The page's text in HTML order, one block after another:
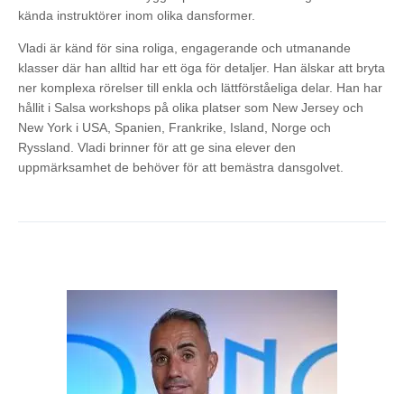
kända instruktörer inom olika dansformer.
Vladi är känd för sina roliga, engagerande och utmanande
klasser där han alltid har ett öga för detaljer. Han älskar att bryta
ner komplexa rörelser till enkla och lättförståeliga delar. Han har
hållit i Salsa workshops på olika platser som New Jersey och
New York i USA, Spanien, Frankrike, Island, Norge och
Ryssland. Vladi brinner för att ge sina elever den
uppmärksamhet de behöver för att bemästra dansgolvet.